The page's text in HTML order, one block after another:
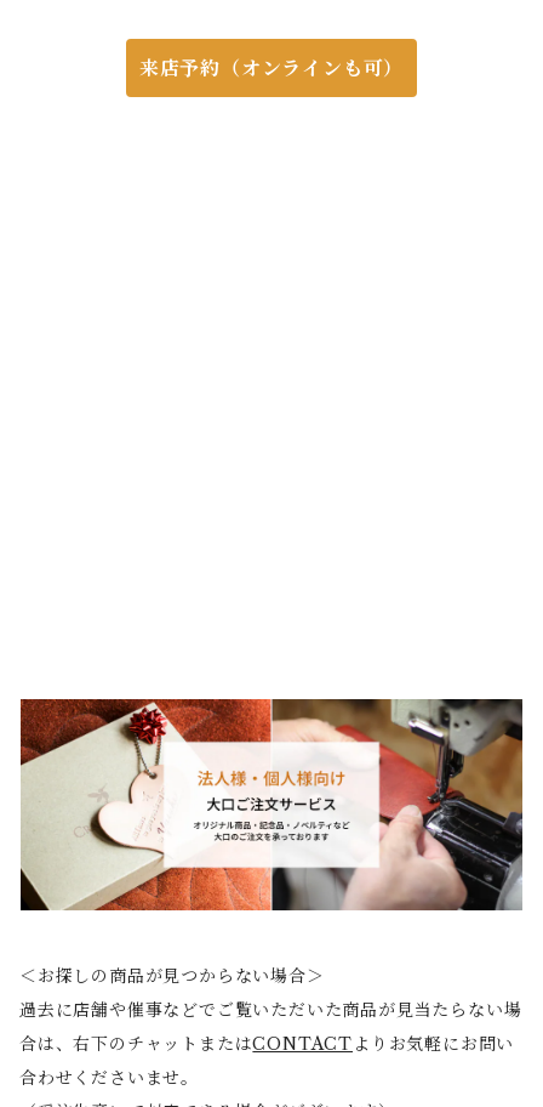
来店予約（オンラインも可）
＜お探しの商品が見つからない場合＞
過去に店舗や催事などでご覧いただいた商品が見当たらない場
合は、右下のチャットまたはCONTACT よりお気軽にお問い
合わせくださいませ。